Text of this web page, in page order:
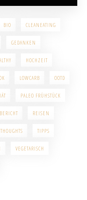
BIO CLEANEATING
GEDANKEN
HOCHZEIT
LOWCARB OOTD
PALEO FRÜHSTÜCK
REISEN
THOUGHTS TIPPS
VEGETARISCH